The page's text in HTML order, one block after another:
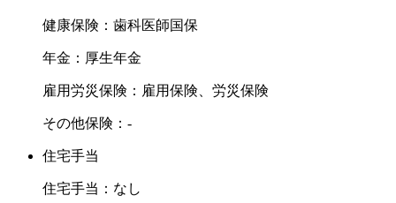
健康保険：歯科医師国保
年金：厚生年金
雇用労災保険：雇用保険、労災保険
その他保険：-
住宅手当
住宅手当：なし